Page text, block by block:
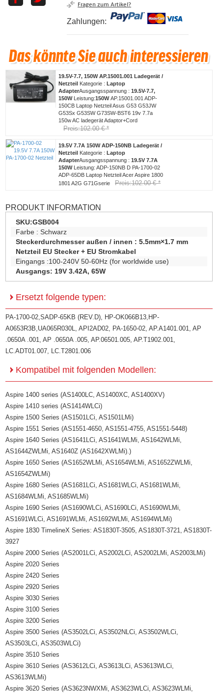
Fragen zum Artikel?
Zahlungen:
19.5V-7.7, 150W AP.15001.001 Ladegerät /
Netzteil
Kategorie : Laptop
AdapterAusgangsspannung :19.5V-7.7,
150WLeistung:150WAP.15001.001 ADP-
150CB Laptop Netzteil Asus G53 G53JW
G53Sx G53SW G73SW-BST6 19v 7.7a
150w AC ladegerät Adaptor+Cord
Preis:102.00 € *
19.5V 7.7A 150W ADP-150NB Ladegerät /
Netzteil
Kategorie : Laptop
AdapterAusgangsspannung :19.5V 7.7A
150WLeistung: ADP-150NB D PA-1700-02
ADP-65DB Laptop Netzteil Acer Aspire 1800
1801 A2G G71Gserie
Preis:102.00 € *
PRODUKT INFORMATION
SKU:GSB004
Farbe :Schwarz
Steckerdurchmesser außen / innen :5.5mm×1.7 mm
Netzteil EU Stecker + EU Stromkabel
Eingangs :100-240V 50-60Hz (for worldwide use)
Ausgangs: 19V 3.42A, 65W
Ersetzt folgende typen:
PA-1700-02,SADP-65KB (REV.D), HP-OK066B13,HP-
A0653R3B,UA065R030L, API2AD02, PA-1650-02, AP.A1401.001, AP
.0650A .001, AP .0650A .005, AP.06501.005, AP.T1902.001,
LC.ADT01.007, LC.T2801.006
Kompatibel mit folgenden Modellen:
Aspire 1400 series (AS1400LC, AS1400XC, AS1400XV)
Aspire 1410 series (AS1414WLCi)
Aspire 1500 Series (AS1501LCi, AS1501LMi)
Aspire 1551 Series (AS1551-4650, AS1551-4755, AS1551-5448)
Aspire 1640 Series (AS1641LCi, AS1641WLMi, AS1642WLMi,
AS1644ZWLMi, AS1640Z (AS1642XWLMi).)
Aspire 1650 Series (AS1652WLMi, AS1654WLMi, AS1652ZWLMi,
AS1654ZWLMi)
Aspire 1680 Series (AS1681LCi, AS1681WLCi, AS1681WLMi,
AS1684WLMi, AS1685WLMi)
Aspire 1690 Series (AS1690WLCi, AS1690LCi, AS1690WLMi,
AS1691WLCi, AS1691WLMi, AS1692WLMi, AS1694WLMi)
Aspire 1830 TimelineX Series: AS1830T-3505, AS1830T-3721, AS1830T-
3927
Aspire 2000 Series (AS2001LCi, AS2002LCi, AS2002LMi, AS2003LMi)
Aspire 2020 Series
Aspire 2420 Series
Aspire 2920 Series
Aspire 3030 Series
Aspire 3100 Series
Aspire 3200 Series
Aspire 3500 Series (AS3502LCi, AS3502NLCi, AS3502WLCi,
AS3503LCi, AS3503WLCi)
Aspire 3510 Series
Aspire 3610 Series (AS3612LCi, AS3613LCi, AS3613WLCi,
AS3613WLMi)
Aspire 3620 Series (AS3623NWXMi, AS3623WLCi, AS3623WLMi,